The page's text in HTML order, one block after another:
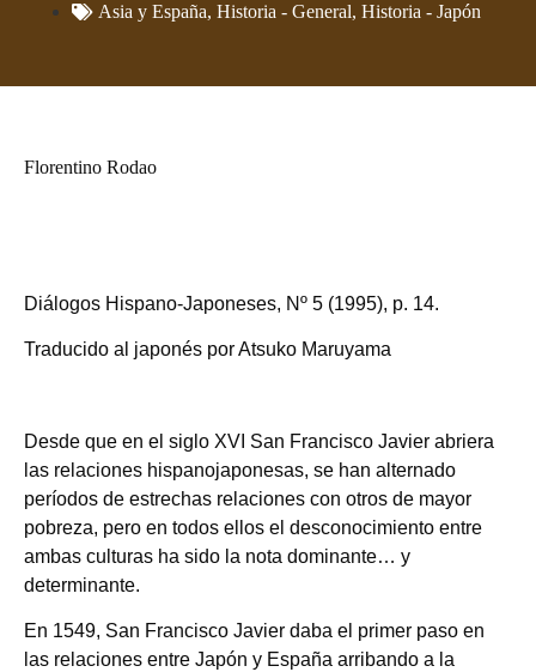
Asia y España, Historia - General, Historia - Japón
Florentino Rodao
Diálogos Hispano-Japoneses, Nº 5 (1995), p. 14.
Traducido al japonés por Atsuko Maruyama
Desde que en el siglo XVI San Francisco Javier abriera
las relaciones hispanojaponesas, se han alternado
períodos de estrechas relaciones con otros de mayor
pobreza, pero en todos ellos el desconocimiento entre
ambas culturas ha sido la nota dominante… y
determinante.
En 1549, San Francisco Javier daba el primer paso en
las relaciones entre Japón y España arribando a la